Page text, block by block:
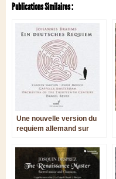
Publications Similaires :
Une nouvelle version du
requiem allemand sur